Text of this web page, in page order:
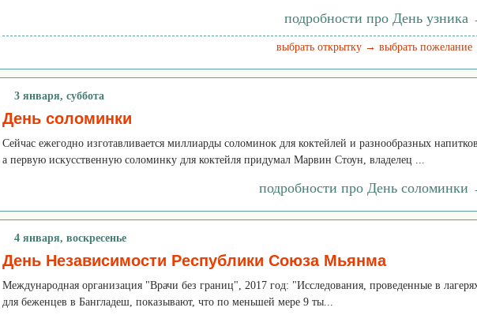
подробности про День узника
выбрать открытку → выбрать
3 января, суббота
День соломинки
Сейчас ежегодно изготавливается миллиарды соломинок для коктейлей и разнообразных
а первую искусственную соломинку для коктейля придумал Марвин Стоун, владелец ...
подробности про День соломинки
4 января, воскресенье
День Независимости Республики Союза Мьянма
Международная организация "Врачи без границ", 2017 год: "Исследования, проведенные в
для беженцев в Бангладеш, показывают, что по меньшей мере 9 ты...